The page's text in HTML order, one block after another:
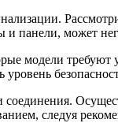
панели, может
модели
соединения.
следуя